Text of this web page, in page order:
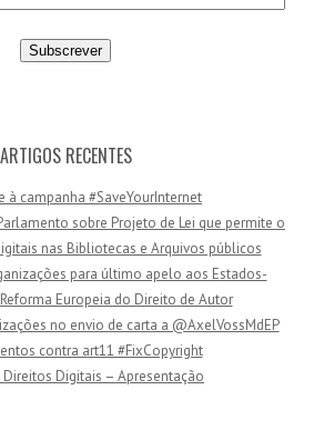
ARTIGOS RECENTES
à campanha #SaveYourInternet
sobre Projeto de Lei que permite o
nas Bibliotecas e Arquivos públicos
para último apelo aos Estados-
Europeia do Direito de Autor
no envio de carta a @AxelVossMdEP
contra art11 #FixCopyright
Direitos Digitais – Apresentação